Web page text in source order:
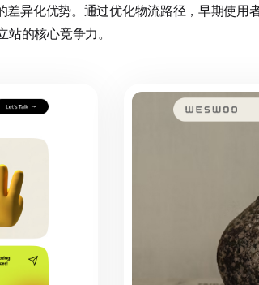
异化优势。通过优化物流路径，早期使用
的核心竞争力。